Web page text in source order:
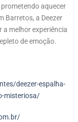
aquecer
Barretos, a Deezer
melhor experiência
de emoção.
deezer-espalha-
misteriosa/